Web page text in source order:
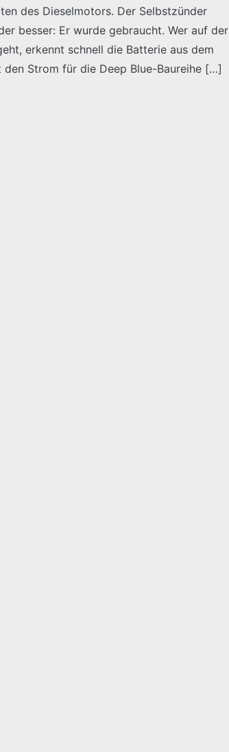
des Dieselmotors. Der Selbstzünder
besser: Er wurde gebraucht. Wer auf der
erkennt schnell die Batterie aus dem
Strom für die Deep Blue-Baureihe […]